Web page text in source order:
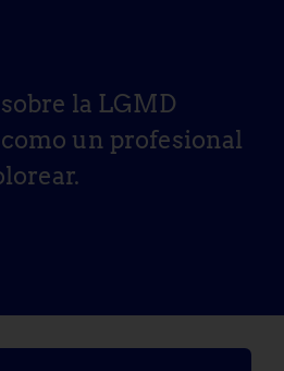
la LGMD
un profesional